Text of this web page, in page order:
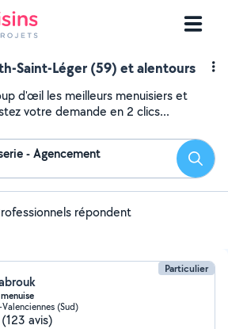
Saint-Léger (59) et alentours
d'œil les meilleurs menuisiers et
votre demande en 2 clics...
- Agencement
répondent
Particulier
(Sud)
(123 avis)